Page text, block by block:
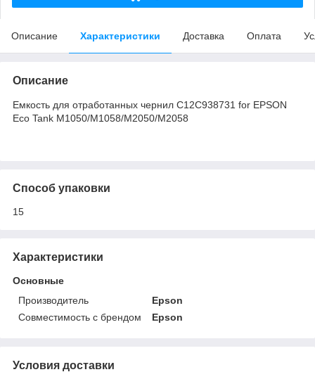
Описание Характеристики Доставка Оплата
Описание
Емкость для отработанных чернил C12C938731 for EPSON
Eco Tank M1050/M1058/M2050/M2058
Способ упаковки
15
Характеристики
Основные
Производитель
Epson
Совместимость с брендом
Epson
Условия доставки